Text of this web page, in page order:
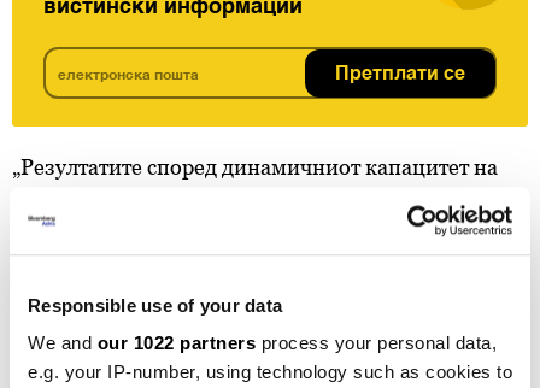
Responsible use of your data
We and our 1022 partners process your personal data,
e.g. your IP-number, using technology such as cookies to
вистински информации
Претплати се
„Резултатите според динамичниот капацитет на
позајмување посочуваат кон повисока просечна
преценетост за 15 проценти во 2023 година. Овие
зголемување на цените на становите и растот на
каматните стапки на новоодобрените станбени
кредити“, пишува во извештајот за финансиска